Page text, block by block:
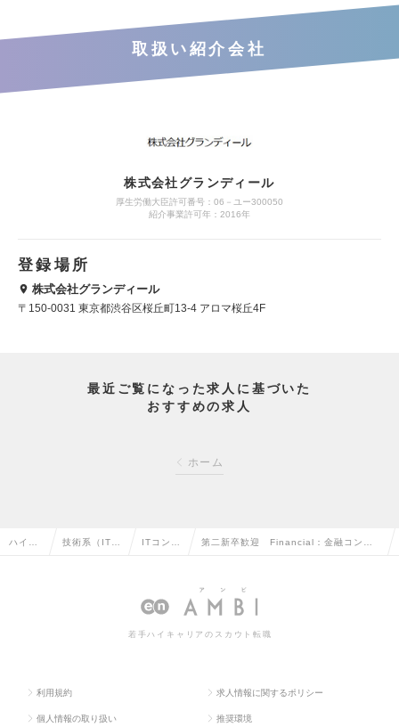
取扱い紹介会社
株式会社グランディール
厚生労働大臣許可番号：06－ユー300050
紹介事業許可年：2016年
登録場所
株式会社グランディール
〒150-0031 東京都渋谷区桜丘町13-4 アロマ桜丘4F
最近ご覧になった求人に基づいた
おすすめの求人
ホーム
ハイク 技術系（IT・ ITコンサ
の転職
第二新卒歓迎 Financial：金融コンプ
ダー～Mgr候補）の求人情報
若手ハイキャリアのスカウト転職
利用規約 求人情報に関するポリシー
個人情報の取り扱い 推奨環境